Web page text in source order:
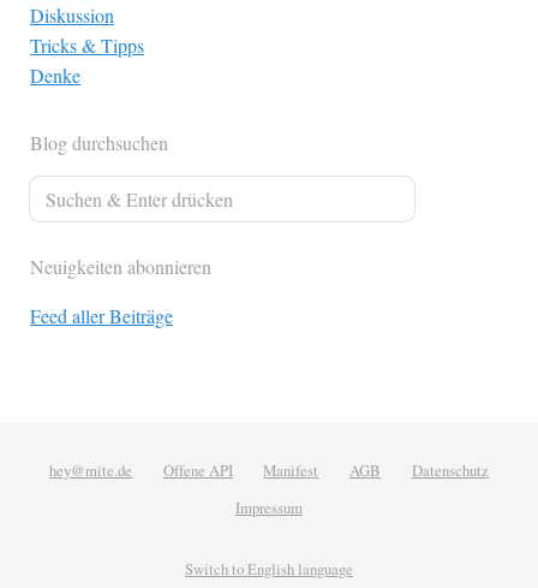
Diskussion
Tricks & Tipps
Denke
Blog durchsuchen
Neuigkeiten abonnieren
Feed aller Beiträge
Switch to English language
hey@mite.de Offene API Manifest AGB
Datenschutz
Impressum